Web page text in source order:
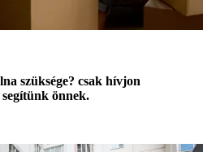
szüksége? csak hívjon
önnek.